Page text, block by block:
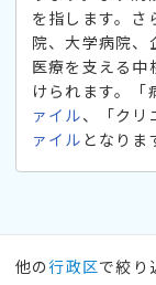
を指します。さ
院、大学病院、
医療を支える中
けられます。「
ァイル、「クリ
ァイル となりま
他の行政区で絞り